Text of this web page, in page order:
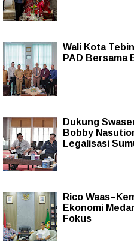
Wali Kota
PAD Bersama
Dukung
Bobby
Legalisasi
Rico
Ekonomi
Fokus